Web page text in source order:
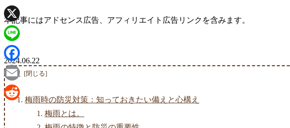
本記事にはアドセンス広告、アフィリエイト広告リンクを含みます。
2024.06.22
目次
梅雨時の防災対策：知っておきたい備えと心構え
梅雨とは。
X
Line
Facebook
Email
Reddit